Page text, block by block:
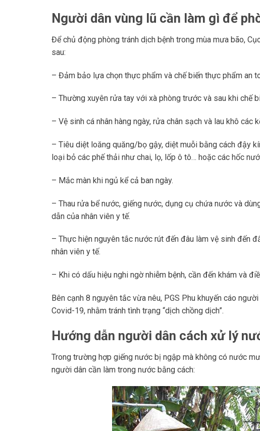
Người dân vùng lũ cần làm gì để
Để chủ động phòng tránh dịch bệnh trong mùa mưa bão,
sau:
– Đảm bảo lựa chọn thực phẩm và chế biến thực phẩm an
– Thường xuyên rửa tay với xà phòng trước và sau khi chế
– Vệ sinh cá nhân hàng ngày, rửa chân sạch và lau khô
– Tiêu diệt loăng quăng/bọ gậy, diệt muỗi bằng cách đậy
loại bỏ các phế thải như chai, lọ, lốp ô tô… hoặc các hốc
– Mắc màn khi ngủ kể cả ban ngày.
– Thau rửa bể nước, giếng nước, dụng cụ chứa nước và
dẫn của nhân viên y tế.
– Thực hiện nguyên tắc nước rút đến đâu làm vệ sinh đến
nhân viên y tế.
– Khi có dấu hiệu nghi ngờ nhiễm bệnh, cần đến khám và
Bên cạnh 8 nguyên tắc vừa nêu, PGS Phu khuyến cáo
Covid-19, nhằm tránh tình trạng “dịch chồng dịch”.
Hướng dẫn người dân cách xử lý
Trong trường hợp giếng nước bị ngập mà không có nước
người dân cần làm trong nước bằng cách: